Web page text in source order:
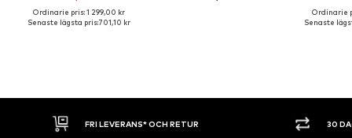
Ordinarie pris: 1 299,00 kr
Senaste lägsta pris:701,10 kr
Ordinarie
Senaste
FRI LEVERANS* OCH RETUR 30